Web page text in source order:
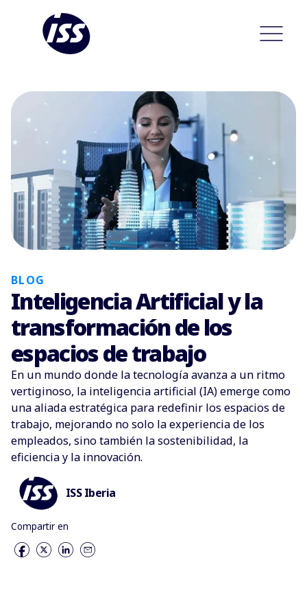
BLOG
Inteligencia Artificial y la
transformación de los
espacios de trabajo
En un mundo donde la tecnología avanza a un ritmo
vertiginoso, la inteligencia artificial (IA) emerge como
una aliada estratégica para redefinir los espacios de
trabajo, mejorando no solo la experiencia de los
empleados, sino también la sostenibilidad, la
eficiencia y la innovación.
ISS Iberia
Compartir en